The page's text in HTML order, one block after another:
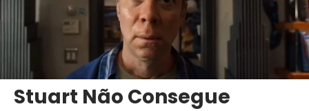
Stuart Não Consegue